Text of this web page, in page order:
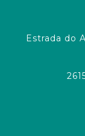
Estrada do